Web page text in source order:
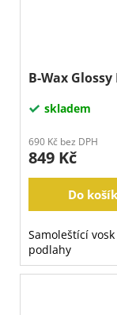
B-Wax Glossy
skladem
690 Kč bez DPH
849 Kč
Do
Samoleštící
podlahy